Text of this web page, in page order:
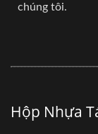
chúng tôi.
Hộp Nhựa